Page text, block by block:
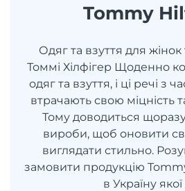
Tommy
Одяг та взуття для жінок
Томмі Хілфігер Щоденно
одяг та взуття, і ці речі з
втрачають свою міцність
Тому доводиться
вироби, щоб оновити
виглядати стильно.
замовити продукцію
в Україну